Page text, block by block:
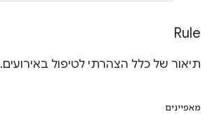
Rule
תיאור של כלל הצהרתי לטיפול באירועים.
מאפיינים